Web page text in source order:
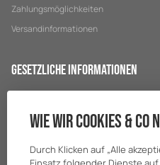
Zahlungsmöglichkeiten
Versandinformationen
Gesetzliche Informationen
Impressum
Wie wir Cookies & Co
Durch Klicken auf „Alle